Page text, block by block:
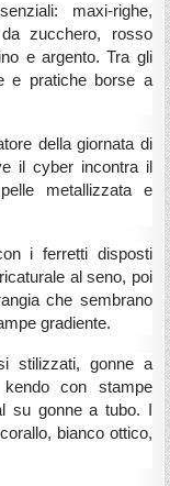
maxi-righe,
zucchero, rosso
e argento. Tra gli
e pratiche borse a
della giornata di
il cyber incontra il
metallizzata e
i ferretti disposti
al seno, poi
che sembrano
gradiente.
stilizzati, gonne a
con stampe
su gonne a tubo. I
bianco ottico,